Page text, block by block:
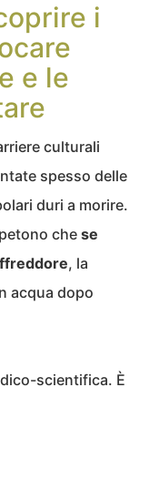
i
e le
culturali
spesso delle
duri a morire.
che se
, la
acqua dopo
scientifica. È